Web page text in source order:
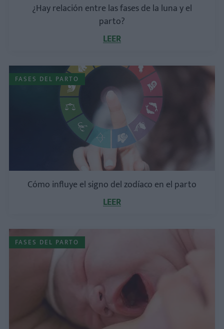
¿Hay relación entre las fases de la luna y el
parto?
LEER
FASES DEL PARTO
Cómo influye el signo del zodíaco en el parto
LEER
FASES DEL PARTO